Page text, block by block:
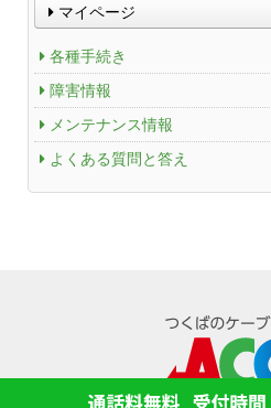
マイページ
各種手続き
障害情報
メンテナンス情報
よくある質問と答え
ACCS Cable Connection
つくばもん（地域情報サイト）